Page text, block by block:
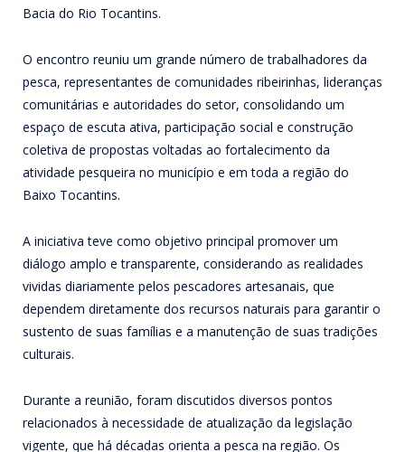
Bacia do Rio Tocantins.
O encontro reuniu um grande número de trabalhadores da
pesca, representantes de comunidades ribeirinhas, lideranças
comunitárias e autoridades do setor, consolidando um
espaço de escuta ativa, participação social e construção
coletiva de propostas voltadas ao fortalecimento da
atividade pesqueira no município e em toda a região do
Baixo Tocantins.
A iniciativa teve como objetivo principal promover um
diálogo amplo e transparente, considerando as realidades
vividas diariamente pelos pescadores artesanais, que
dependem diretamente dos recursos naturais para garantir o
sustento de suas famílias e a manutenção de suas tradições
culturais.
Durante a reunião, foram discutidos diversos pontos
relacionados à necessidade de atualização da legislação
vigente, que há décadas orienta a pesca na região. Os